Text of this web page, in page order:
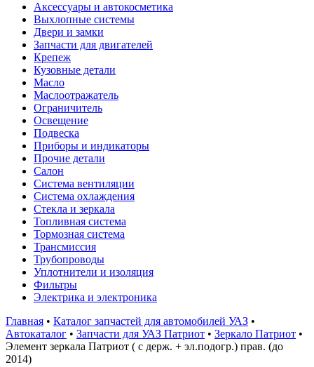
Аксессуары и автокосметика
Выхлопные системы
Двери и замки
Запчасти для двигателей
Крепеж
Кузовные детали
Масло
Маслоотражатель
Ограничитель
Освещение
Подвеска
Приборы и индикаторы
Прочие детали
Салон
Система вентиляции
Система охлаждения
Стекла и зеркала
Топливная система
Тормозная система
Трансмиссия
Трубопроводы
Уплотнители и изоляция
Фильтры
Электрика и электроника
Главная • Каталог запчастей для автомобилей УАЗ •
Автокаталог • Запчасти для УАЗ Патриот • Зеркало Патриот •
Элемент зеркала Патриот ( с держ. + эл.подогр.) прав. (до
2014)